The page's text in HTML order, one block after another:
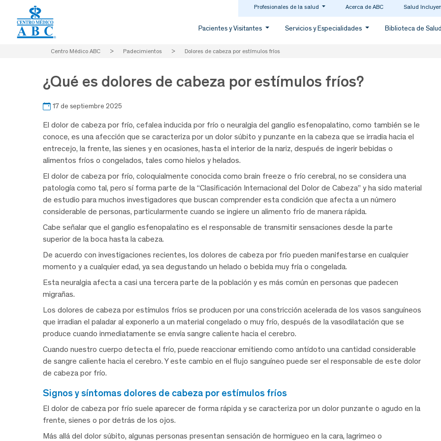
Profesionales de la salud Acerca de ABC Salud
Pacientes y Visitantes Servicios y Especialidades Biblioteca de Salud
Centro Médico ABC > Padecimientos > Dolores de cabeza por estímulos fríos
¿Qué es dolores de cabeza por estímulos fríos?
17 de septiembre 2025
El dolor de cabeza por frío, cefalea inducida por frío o neuralgia del ganglio esfenopalatino, como también se le
conoce, es una afección que se caracteriza por un dolor súbito y punzante en la cabeza que se irradia hacia el
entrecejo, la frente, las sienes y en ocasiones, hasta el interior de la nariz, después de ingerir bebidas o
alimentos fríos o congelados, tales como hielos y helados.
El dolor de cabeza por frío, coloquialmente conocida como brain freeze o frío cerebral, no se considera una
patología como tal, pero sí forma parte de la “Clasificación Internacional del Dolor de Cabeza” y ha sido material
de estudio para muchos investigadores que buscan comprender esta condición que afecta a un número
considerable de personas, particularmente cuando se ingiere un alimento frío de manera rápida.
Cabe señalar que el ganglio esfenopalatino es el responsable de transmitir sensaciones desde la parte
superior de la boca hasta la cabeza.
De acuerdo con investigaciones recientes, los dolores de cabeza por frío pueden manifestarse en cualquier
momento y a cualquier edad, ya sea degustando un helado o bebida muy fría o congelada.
Esta neuralgia afecta a casi una tercera parte de la población y es más común en personas que padecen
migrañas.
Los dolores de cabeza por estímulos fríos se producen por una constricción acelerada de los vasos sanguíneos
que irradian el paladar al exponerlo a un material congelado o muy frío, después de la vasodilatación que se
produce cuando inmediatamente se envía sangre caliente hacia el cerebro.
Cuando nuestro cuerpo detecta el frío, puede reaccionar emitiendo como antídoto una cantidad considerable
de sangre caliente hacia el cerebro. Y este cambio en el flujo sanguíneo puede ser el responsable de este dolor
de cabeza por frío.
signos y síntomas dolores de cabeza por estímulos fríos
El dolor de cabeza por frío suele aparecer de forma rápida y se caracteriza por un dolor punzante o agudo en la
frente, sienes o por detrás de los ojos.
Más allá del dolor súbito, algunas personas presentan sensación de hormigueo en la cara, lagrimeo o